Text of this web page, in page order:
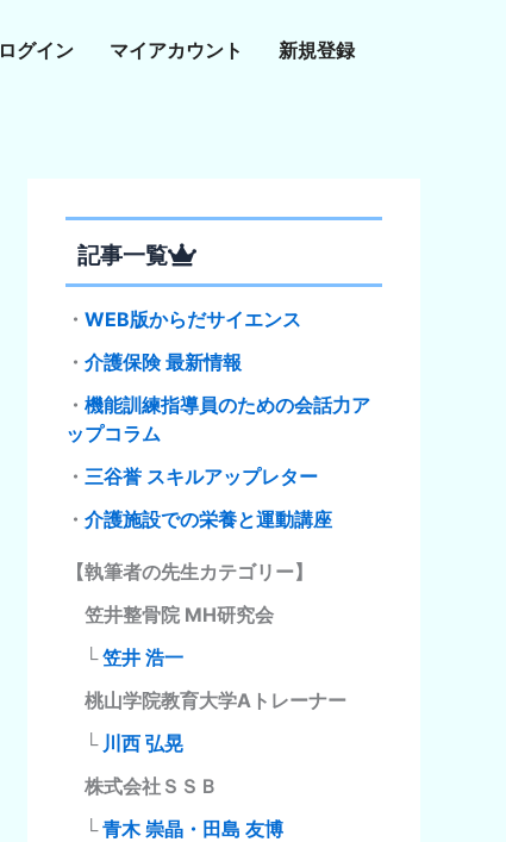
ログイン マイアカウント 新規登録
記事一覧
・ WEB版からだサイエンス
・ 介護保険 最新情報
・ 機能訓練指導員のための会話力ア
ップコラム
・ 三谷誉 スキルアップレター
・ 介護施設での栄養と運動講座
【執筆者の先生カテゴリー】
笠井整骨院 MH研究会
└笠井 浩一
桃山学院教育大学Aトレーナー
└ 川西 弘晃
株式会社ＳＳＢ
└青木 崇晶・田島 友博